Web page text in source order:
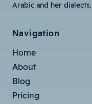
Arabic and her dialects.
Navigation
Home
About
Blog
Pricing